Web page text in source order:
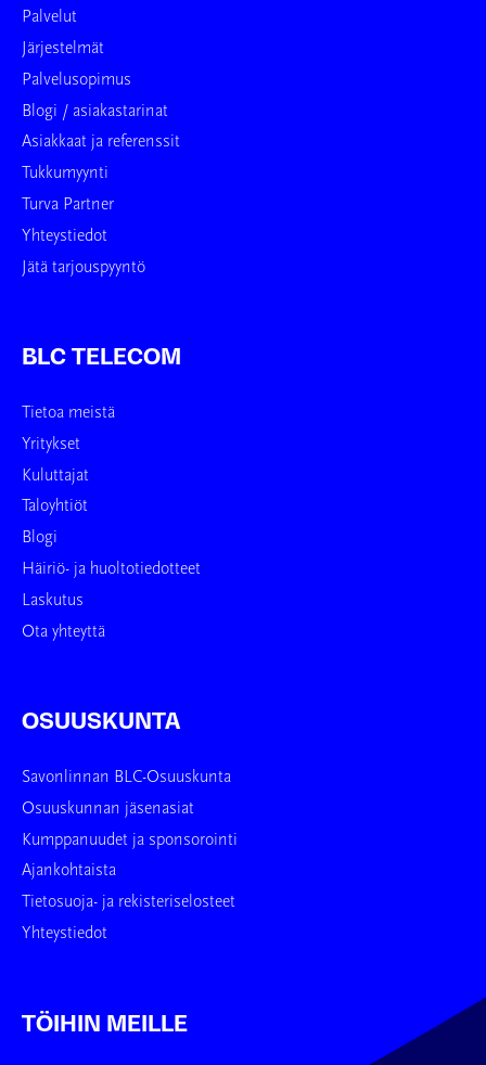
Palvelut
Järjestelmät
Palvelusopimus
Blogi / asiakastarinat
Asiakkaat ja referenssit
Tukkumyynti
Turva Partner
Yhteystiedot
Jätä tarjouspyyntö
BLC TELECOM
Tietoa meistä
Yritykset
Kuluttajat
Taloyhtiöt
Blogi
Häiriö- ja huoltotiedotteet
Laskutus
Ota yhteyttä
OSUUSKUNTA
Savonlinnan BLC-Osuuskunta
Osuuskunnan jäsenasiat
Kumppanuudet ja sponsorointi
Ajankohtaista
Tietosuoja- ja rekisteriselosteet
Yhteystiedot
TÖIHIN MEILLE